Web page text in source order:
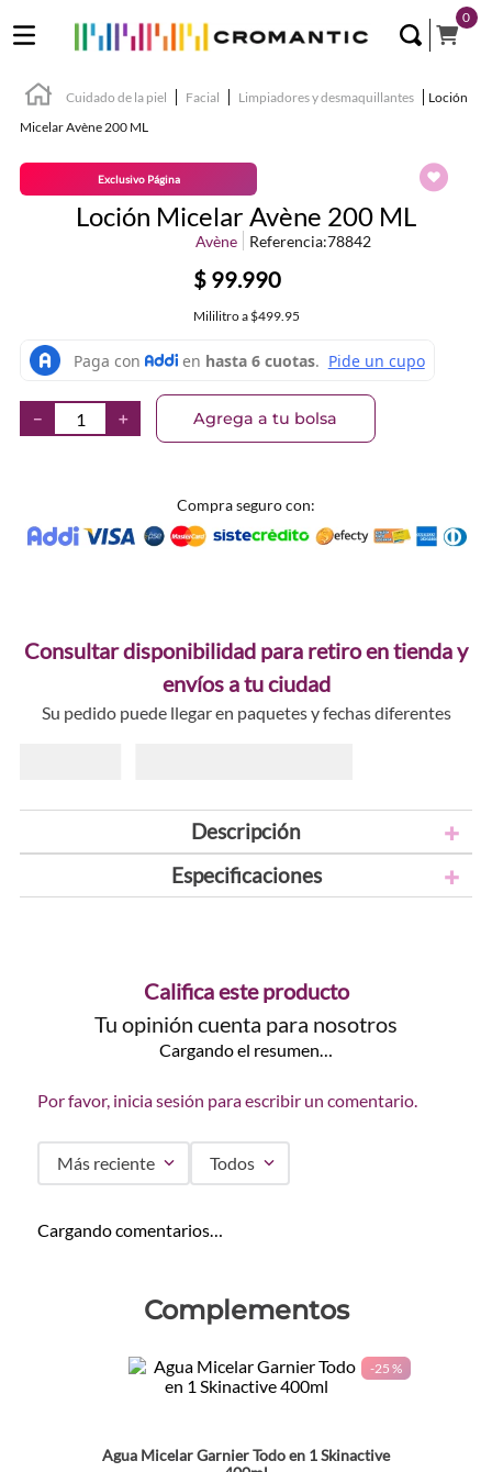
0
Cuidado de la piel Facial Limpiadores y desmaquillantes
Loción
Micelar Avène 200 ML
Exclusivo Página
Loción Micelar Avène 200 ML
Avène Referencia:78842
$ 99.990
Mililitroa $499.95
＋
－ Agrega a tu bolsa
Compra seguro con:
Consultar disponibilidad para retiro en tienda y
envíos a tu ciudad
Su pedido puede llegar en paquetes y fechas diferentes
Descripción
Especificaciones
Califica este producto
Tu opinión cuenta para nosotros
Cargando el resumen…
Por favor, inicia sesión para escribir un comentario.
Más reciente Todos
Cargando comentarios…
Complementos
-25 %
Agua Micelar Garnier Todo en 1 Skinactive